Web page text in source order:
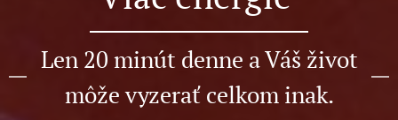
Len 20 minút denne a Váš život
môže vyzerať celkom inak.